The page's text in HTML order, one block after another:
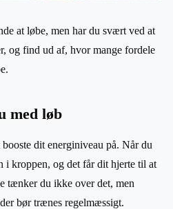
at løbe, men har du svært ved at
og find ud af, hvor mange fordele
med løb
dit energiniveau på. Når du
i kroppen, og det får dit hjerte til at
tænker du ikke over det, men
bør trænes regelmæssigt.